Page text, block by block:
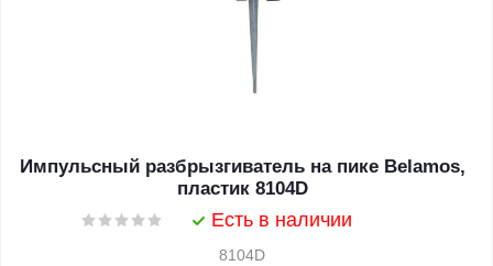
Импульсный разбрызгиватель на пике Belamos,
пластик 8104D
Есть в наличии
8104D